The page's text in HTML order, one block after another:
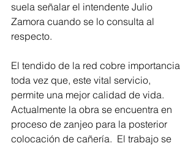
suela señalar el intendente Julio
Zamora cuando se lo consulta al
respecto.
El tendido de la red cobre importancia
toda vez que, este vital servicio,
permite una mejor calidad de vida.
Actualmente la obra se encuentra en
proceso de zanjeo para la posterior
colocación de cañería.  El trabajo se